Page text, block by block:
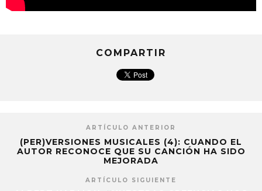
COMPARTIR
ARTÍCULO ANTERIOR
(PER)VERSIONES MUSICALES (4): CUANDO EL
AUTOR RECONOCE QUE SU CANCIÓN HA SIDO
MEJORADA
ARTÍCULO SIGUIENTE